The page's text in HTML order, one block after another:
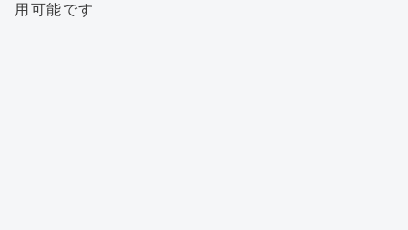
用可能です